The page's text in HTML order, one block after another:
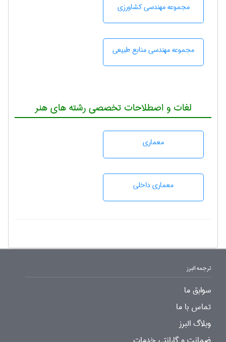
مجموعه مهندسی كشاورزی
مجموعه مهندسی منابع طبيعی
لغات و اصطلاحات تخصصی رشته های هنر
معماری
معماری داخلی
ترجمه البرز
سوابق ما
تماس با ما
وبلاگ البرز